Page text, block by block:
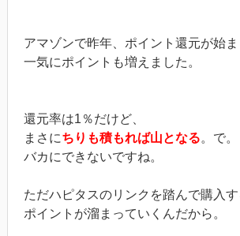
アマゾンで昨年、ポイント還元が始
一気にポイントも増えました。
還元率は1％だけど、
まさにちりも積もれば山となる。で。
バカにできないですね。
ただハピタスのリンクを踏んで購入す
ポイントが溜まっていくんだから。